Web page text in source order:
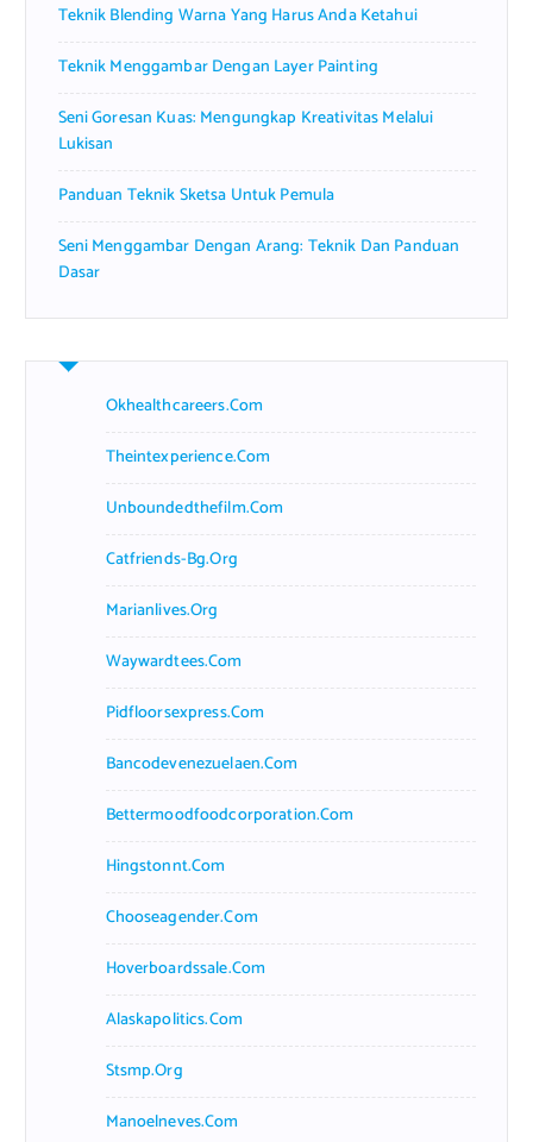
:Teknik Blending Warna Yang Harus Anda Ketahui
Teknik Menggambar Dengan Layer Painting
Seni Goresan Kuas: Mengungkap Kreativitas Melalui
Lukisan
Panduan Teknik Sketsa Untuk Pemula
Seni Menggambar Dengan Arang: Teknik Dan Panduan
Dasar
Okhealthcareers.com
Theintexperience.com
Unboundedthefilm.com
Catfriends-Bg.org
Marianlives.org
Waywardtees.com
Pidfloorsexpress.com
Bancodevenezuelaen.com
Bettermoodfoodcorporation.com
Hingstonnt.com
Chooseagender.com
Hoverboardssale.com
Alaskapolitics.com
Stsmp.org
Manoelneves.com